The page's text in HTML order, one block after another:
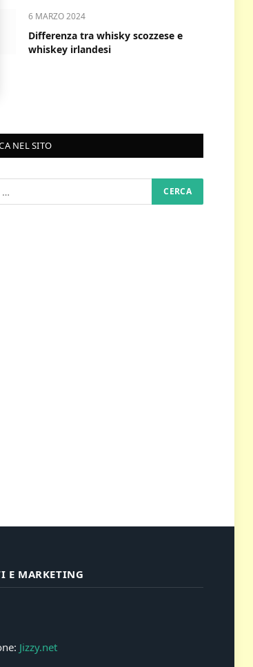
6 MARZO 2024
Differenza tra whisky scozzese e
whiskey irlandesi
NEL SITO
E MARKETING
Jizzy.net